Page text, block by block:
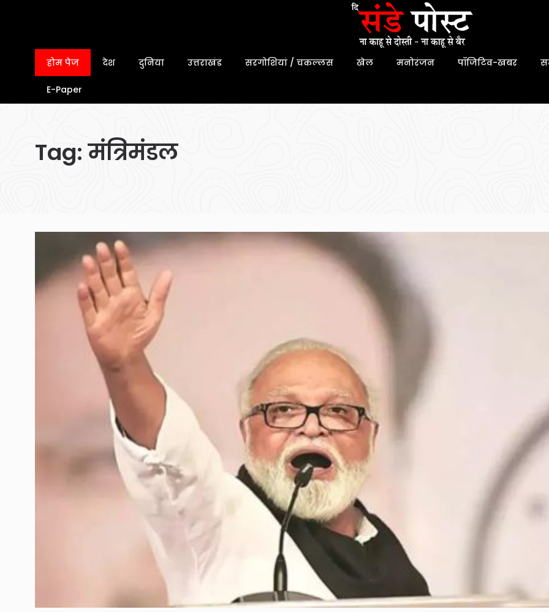
होम पेज देश दुनिया उत्तराखंड सरगोशियां / चकल्लस खेल मनोरंजन पॉजिटिव-खबर
E-Paper
Tag:मंत्रिमंडल